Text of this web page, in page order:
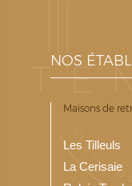
NOS
Maisons de
Les Tilleuls
La Cerisaie